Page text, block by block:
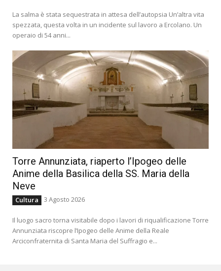
La salma è stata sequestrata in attesa dell’autopsia Un’altra vita
spezzata, questa volta in un incidente sul lavoro a Ercolano. Un
operaio di 54 anni...
Torre Annunziata, riaperto l’Ipogeo delle
Anime della Basilica della SS. Maria della
Neve
Cultura 3 Agosto 2026
Il luogo sacro torna visitabile dopo i lavori di riqualificazione Torre
Annunziata riscopre l’Ipogeo delle Anime della Reale
Arciconfraternita di Santa Maria del Suffragio e...